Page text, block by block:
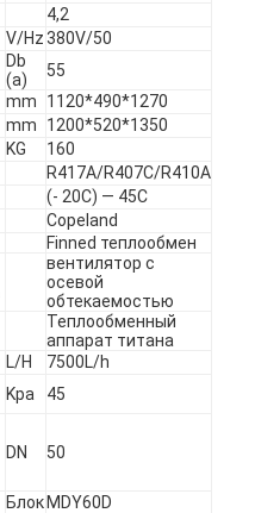
4,2
V/Hz 380V/50
Db
(a)
55
mm
1120*490*1270
mm
1200*520*1350
KG
160
R417A/R407C/R410A
(- 20C) — 45C
Copeland
Finned теплообмен
вентилятор с
осевой
обтекаемостью
Теплообменный
аппарат титана
L/H
7500L/h
Kpa
45
DN 50
Блок MDY60D